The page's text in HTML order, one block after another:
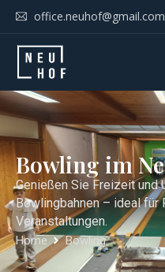
office.neuhof@gmail.com
Bowling im
Genießen Sie Freizeit und
Bowlingbahnen – ideal für
Veranstaltungen.
Home Bowling